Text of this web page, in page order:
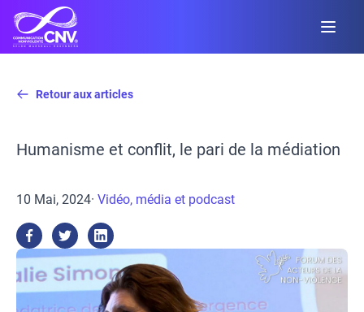
Retour aux articles
Humanisme et conflit, le pari de la médiation
10 Mai, 2024· Vidéo, média et podcast